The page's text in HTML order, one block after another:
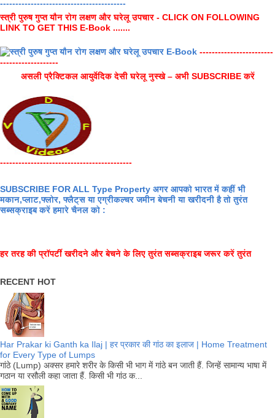
-----------------------------------------
स्त्री पुरुष गुप्त यौन रोग लक्षण और घरेलू उपचार - CLICK ON FOLLOWING
LINK TO GET THIS E-Book .......
------------------------
-------------------
असली प्रैक्टिकल आयुर्वेदिक देसी घरेलू नुस्खे – अभी SUBSCRIBE करें
-------------------------------------------
SUBSCRIBE FOR ALL Type Property अगर आपको भारत में कहीं भी
मकान,प्लाट,फ्लोर, फ्लैट्स या एग्रीकल्चर जमीन बेचनी या खरीदनी है तो तुरंत
सब्सक्राइब करें हमारे चैनल को :
हर तरह की प्रॉपर्टी खरीदने और बेचने के लिए तुरंत सब्सक्राइब जरूर करें तुरंत
RECENT HOT
Har Prakar ki Ganth ka Ilaj | हर प्रकार की गांठ का इलाज | Home Treatment
for Every Type of Lumps
गांठे (Lump) अक्सर हमारे शरीर के किसी भी भाग में गांठे बन जाती हैं. जिन्हें सामान्य भाषा में
गठान या रसौली कहा जाता हैं. किसी भी गांठ क...